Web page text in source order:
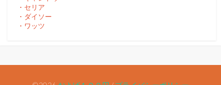
・セリア
・ダイソー
・ワッツ